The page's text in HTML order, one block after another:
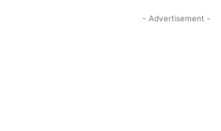
- Advertisement -